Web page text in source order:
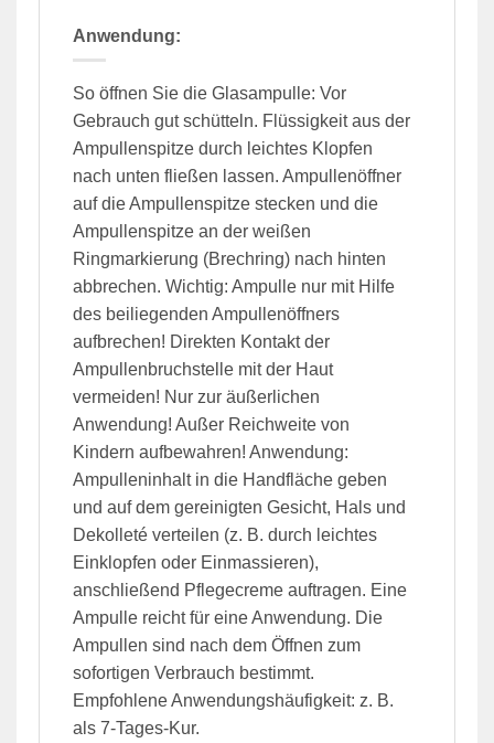
Anwendung:
So öffnen Sie die Glasampulle: Vor
Gebrauch gut schütteln. Flüssigkeit aus der
Ampullenspitze durch leichtes Klopfen
nach unten fließen lassen. Ampullenöffner
auf die Ampullenspitze stecken und die
Ampullenspitze an der weißen
Ringmarkierung (Brechring) nach hinten
abbrechen. Wichtig: Ampulle nur mit Hilfe
des beiliegenden Ampullenöffners
aufbrechen! Direkten Kontakt der
Ampullenbruchstelle mit der Haut
vermeiden! Nur zur äußerlichen
Anwendung! Außer Reichweite von
Kindern aufbewahren! Anwendung:
Ampulleninhalt in die Handfläche geben
und auf dem gereinigten Gesicht, Hals und
Dekolleté verteilen (z. B. durch leichtes
Einklopfen oder Einmassieren),
anschließend Pflegecreme auftragen. Eine
Ampulle reicht für eine Anwendung. Die
Ampullen sind nach dem Öffnen zum
sofortigen Verbrauch bestimmt.
Empfohlene Anwendungshäufigkeit: z. B.
als 7-Tages-Kur.